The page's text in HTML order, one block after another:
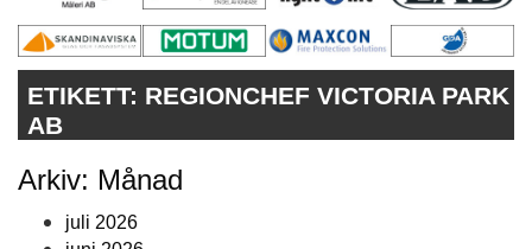
VÅRA ANDRA MAGASIN
ANNONSERA
KONTAKT
ETIKETT: REGIONCHEF VICTORIA PARK
AB
Arkiv: Månad
juli 2026